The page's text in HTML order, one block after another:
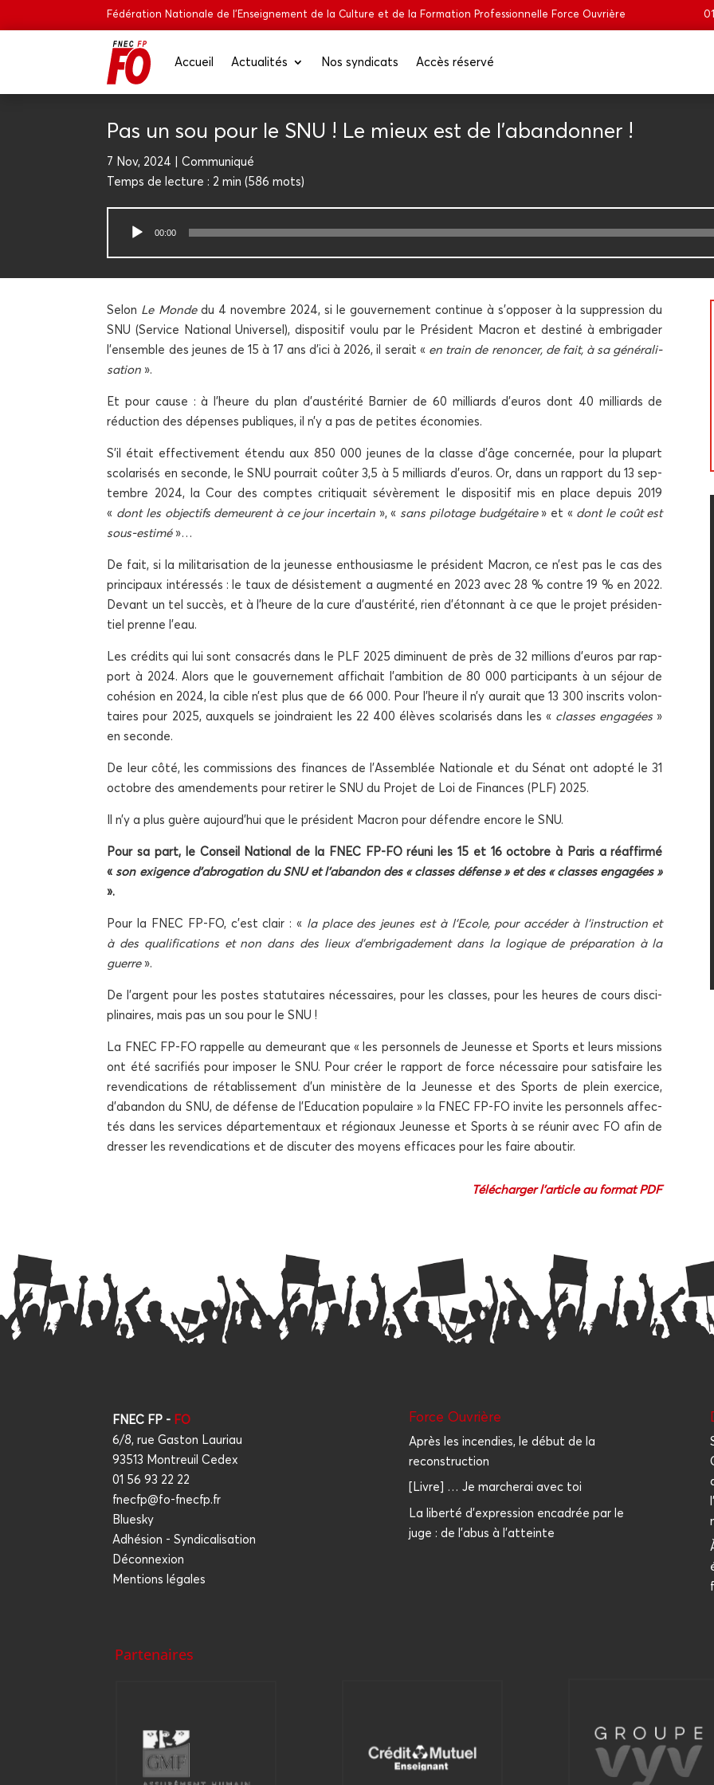
Fédération Nationale de l’Enseignement de la Culture et de la Formation Professionnelle Force Ouvrière
Accueil Actua­li­tés Nos syn­di­cats Accès réser­vé
Pas un sou pour le SNU ! Le mieux est de l’abandonner !
7 Nov, 2024
Com­mu­ni­qué
Temps de lec­ture : 2 min (586 mots)
Lecteur 00:00
Selon Le Monde du 4 novembre 2024, si le gou­ver­ne­ment conti­nue à s’opposer à la sup­pres­sion du
SNU (Ser­vice Natio­nal Uni­ver­sel), dis­po­si­tif vou­lu par le Pré­sident Macron et des­ti­né à embri­ga­der
l’ensemble des jeunes de 15 à 17 ans d’ici à 2026, il serait « en train de renon­cer, de fait, à sa géné­ra­li­
sa­tion ».
Et pour cause : à l’heure du plan d’austérité Bar­nier de 60 mil­liards d’euros dont 40 mil­liards de
réduc­tion des dépenses publiques, il n’y a pas de petites économies.
S’il était effec­ti­ve­ment éten­du aux 850 000 jeunes de la classe d’âge concer­née, pour la plu­part
sco­la­ri­sés en seconde, le SNU pour­rait coû­ter 3,5 à 5 mil­liards d’euros. Or, dans un rap­port du 13 sep­
tembre 2024, la Cour des comptes cri­ti­quait sévè­re­ment le dis­po­si­tif mis en place depuis 2019
« dont les objec­tifs demeurent à ce jour incer­tain », « sans pilo­tage bud­gé­taire » et « dont le coût est
sous-esti­mé »…
De fait, si la mili­ta­ri­sa­tion de la jeu­nesse enthou­siasme le pré­sident Macron, ce n’est pas le cas des
prin­ci­paux inté­res­sés : le taux de désis­te­ment a aug­men­té en 2023 avec 28 % contre 19 % en 2022.
Devant un tel suc­cès, et à l’heure de la cure d’austérité, rien d’étonnant à ce que le pro­jet pré­si­den­
tiel prenne l’eau.
Les cré­dits qui lui sont consa­crés dans le PLF 2025 dimi­nuent de près de 32 mil­lions d’euros par rap­
port à 2024. Alors que le gou­ver­ne­ment affi­chait l’ambition de 80 000 par­ti­ci­pants à un séjour de
cohé­sion en 2024, la cible n’est plus que de 66 000. Pour l’heure il n’y aurait que 13 300 ins­crits volon­
taires pour 2025, aux­quels se join­draient les 22 400 élèves sco­la­ri­sés dans les « classes enga­gées »
en seconde.
De leur côté, les com­mis­sions des finances de l’Assemblée Natio­nale et du Sénat ont adop­té le 31
octobre des amen­de­ments pour reti­rer le SNU du Pro­jet de Loi de Finances (PLF) 2025.
Il n’y a plus guère aujourd’hui que le pré­sident Macron pour défendre encore le SNU.
Pour sa part, le Conseil Natio­nal de la FNEC FP-FO réuni les 15 et 16 octobre à Paris a réaf­fir­mé
«son exi­gence d’abrogation du SNU et l’abandon des « classes défense » et des « classes enga­gées »
».
Pour la FNEC FP-FO, c’est clair : « la place des jeunes est à l’Ecole, pour accé­der à l’instruction et
à des qua­li­fi­ca­tions et non dans des lieux d’embrigadement dans la logique de pré­pa­ra­tion à la
guerre ».
De l’argent pour les postes sta­tu­taires néces­saires, pour les classes, pour les heures de cours dis­ci­
pli­naires, mais pas un sou pour le SNU !
La FNEC FP-FO rap­pelle au demeu­rant que « les per­son­nels de Jeu­nesse et Sports et leurs mis­sions
ont été sacri­fiés pour impo­ser le SNU. Pour créer le rap­port de force néces­saire pour satis­faire les
reven­di­ca­tions de réta­blis­se­ment d’un minis­tère de la Jeu­nesse et des Sports de plein exer­cice,
d’abandon du SNU, de défense de l’Education popu­laire » la FNEC FP-FO invite les per­son­nels affec­
tés dans les ser­vices dépar­te­men­taux et régio­naux Jeu­nesse et Sports à se réunir avec FO afin de
dres­ser les reven­di­ca­tions et de dis­cu­ter des moyens effi­caces pour les faire aboutir.
Télé­char­ger l’article au for­mat PDF
FNEC FP - FO
6/8, rue Gaston Lauriau
93513 Montreuil Cedex
01 56 93 22 22
fnecfp@fo-fnecfp.fr
Bluesky
Adhésion - Syndicalisation
Déconnexion
Mentions légales
Force Ouvrière
Après les incendies, le début de la
reconstruction
[Livre] … Je marcherai avec toi
La liberté d'expression encadrée par le
juge : de l'abus à l'atteinte
Partenaires